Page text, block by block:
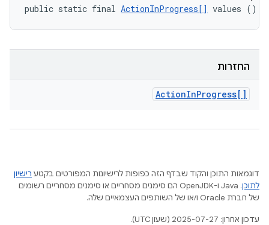
public static final ActionInProgress[] values ()
החזרות
ActionInProgress[]
דוגמאות התוכן והקוד שבדף הזה כפופות לרישיונות המפורטים בקטע רישיון
לתוכן
.‏ Java ו-OpenJDK הם סימנים מסחריים או סימנים מסחריים רשומים
של חברת Oracle ו/או של השותפים העצמאיים שלה.
עדכון אחרון: 2025-07-27 (שעון UTC).